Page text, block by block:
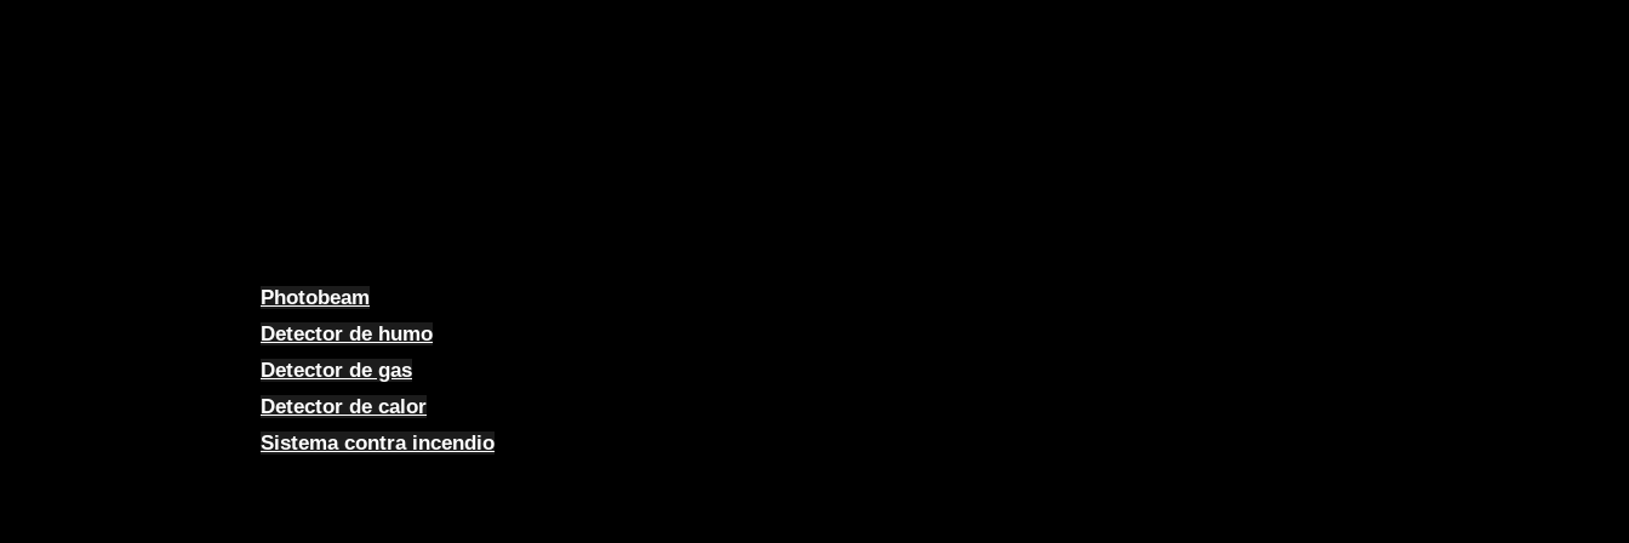
Photobeam
Detector de humo
Detector de gas
Detector de calor
Sistema contra incendio